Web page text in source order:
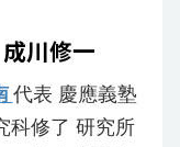
川修一
代表 慶應義塾
科修了 研究所